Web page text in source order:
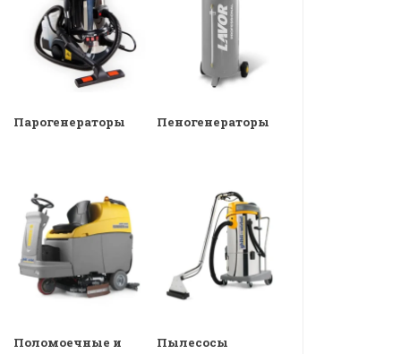
Парогенераторы Пеногенераторы
Поломоечные и
Пылесосы